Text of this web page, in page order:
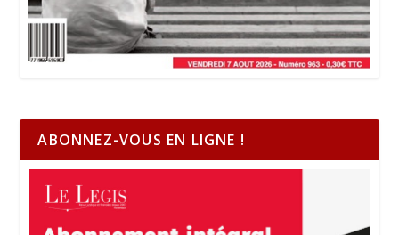
ABONNEZ-VOUS EN LIGNE !